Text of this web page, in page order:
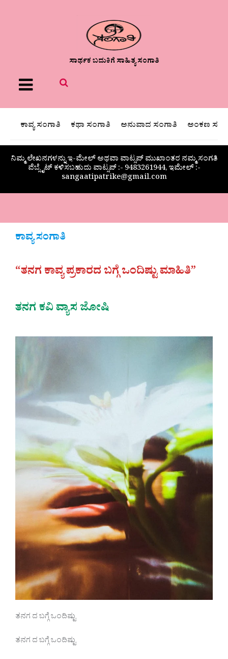
ಸಾರ್ಥಕ ಬದುಕಿಗೆ ಸಾಹಿತ್ಯ ಸಂಗಾತಿ
Menu
ಕಾವ್ಯ ಸಂಗಾತಿ ಕಥಾ ಸಂಗಾತಿ ಅನುವಾದ ಸಂಗಾತಿ ಅಂಕಣ
ನಿಮ್ಮ ಲೇಖನಗಳನ್ನು ಇ-ಮೇಲ್ ಅಥವಾ ವಾಟ್ಸಪ್ ಮುಖಾಂತರ ನಮ್ಮ ಸಂಗತಿ
ವೆಬ್ಸೈಟ್ ಕಳಿಸಬಹುದು ವಾಟ್ಸಪ್‌ :- 9483261944, ಇಮೇಲ್ :-
sangaatipatrike@gmail.com
ಕಾವ್ಯ ಸಂಗಾತಿ
“ತನಗ ಕಾವ್ಯ ಪ್ರಕಾರದ ಬಗ್ಗೆ ಒಂದಿಷ್ಟು ಮಾಹಿತಿ”
ತನಗ ಕವಿ ವ್ಯಾಸ ಜೋಷಿ
ತನಗ ದ ಬಗ್ಗೆ ಒಂದಿಷ್ಟು
ತನಗ ದ ಬಗ್ಗೆ ಒಂದಿಷ್ಟು